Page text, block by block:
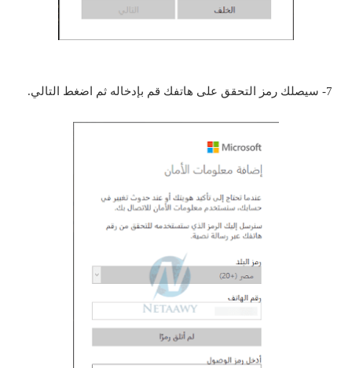
7- سيصلك رمز التحقق على هاتفك قم بإدخاله ثم اضغط التالي.